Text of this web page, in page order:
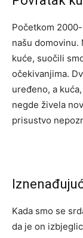
Početkom
našu domovinu.
kuće, suočili
očekivanjima.
uređeno, a
negde živela
prisustvo
Kada smo se
da je on